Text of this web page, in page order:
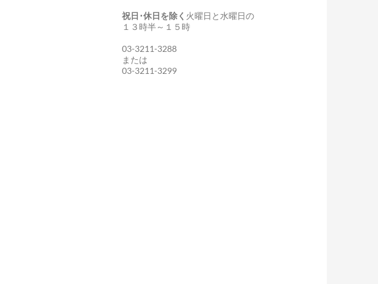
祝日･休日を除く 火曜日と水曜日の
１３時半～１５時
03-3211-3288
または
03-3211-3299